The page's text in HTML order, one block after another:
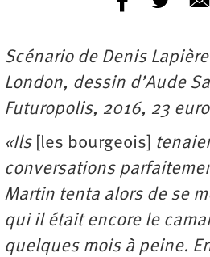
Scénario de Denis Lapière
London, dessin d’Aude
Futuropolis, 2016, 23
«Ils [les bourgeois]
conversations
Martin tenta alors de se
qui il était encore le
quelques mois à peine.